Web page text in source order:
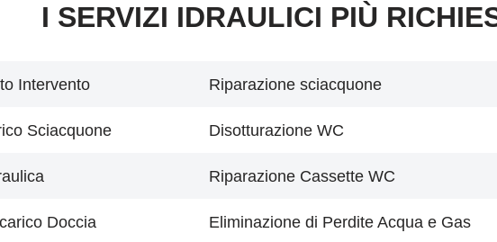
I SERVIZI IDRAULICI PIÙ
Intervento Riparazione sciacquone
Sciacquone Disotturazione WC
Riparazione Cassette WC
Doccia Eliminazione di Perdite Acqua e Gas